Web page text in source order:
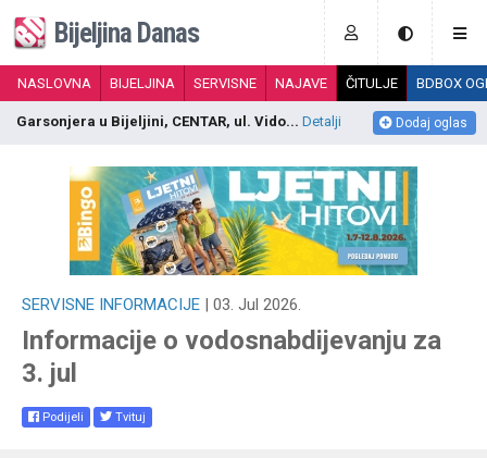
Bijeljina Danas
NASLOVNA BIJELJINA SERVISNE NAJAVE ČITULJE BDBOX
Dodaj oglas
Garsonjera u Bijeljini, CENTAR, ul. Vido... Detalji
SERVISNE INFORMACIJE | 03. Jul 2026.
Informacije o vodosnabdijevanju za
3. jul
Podijeli Tvituj